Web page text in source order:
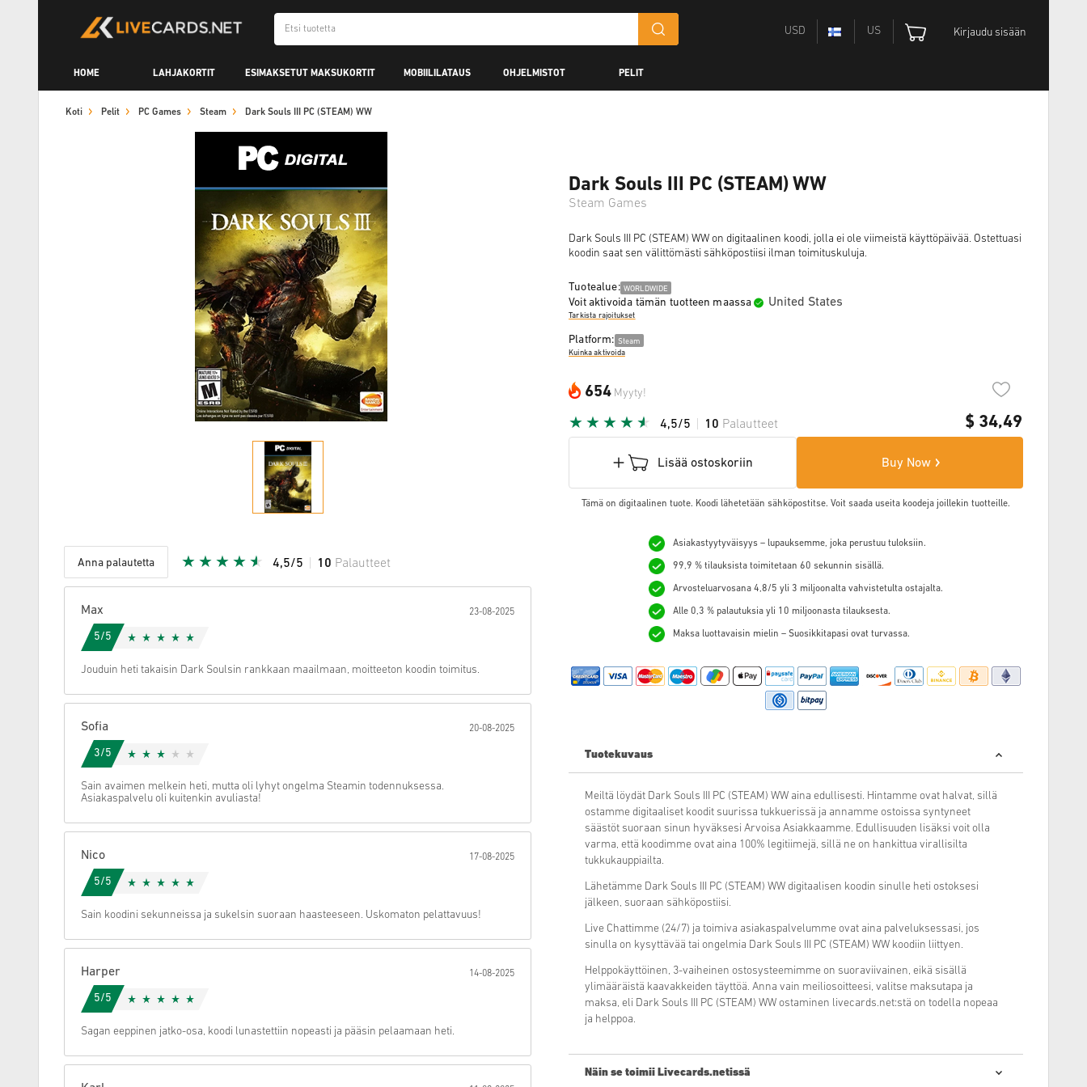
USD US Kirjaudu sisään
HOME LAHJAKORTIT ESIMAKSETUT MAKSUKORTIT MOBIILILATAUS OHJELMISTOT PELIT
Koti Pelit PC Games Steam Dark Souls III PC (STEAM) WW
Anna palautetta 4,5/5 10 Palautteet
Peruuta
Max 23-08-2025
5/5
Jouduin heti takaisin Dark Soulsin rankkaan maailmaan, moitteeton koodin toimitus.
Sofia 20-08-2025
3/5
Sain avaimen melkein heti, mutta oli lyhyt ongelma Steamin todennuksessa.
Asiakaspalvelu oli kuitenkin avuliasta!
Nico 17-08-2025
5/5
Sain koodini sekunneissa ja sukelsin suoraan haasteeseen. Uskomaton pelattavuus!
Harper 14-08-2025
5/5
Sagan eeppinen jatko-osa, koodi lunastettiin nopeasti ja pääsin pelaamaan heti.
Dark Souls III PC (STEAM) WW
Steam Games
Dark Souls III PC (STEAM) WW on digitaalinen koodi, jolla ei ole viimeistä käyttöpäivää. Ostettuasi
koodin saat sen välittömästi sähköpostiisi ilman toimituskuluja.
Tuotealue: WORLDWIDE
Voit aktivoida tämän tuotteen maassa United States
Tarkista rajoitukset
Platform: Steam
Kuinka aktivoida
654 Myyty!
$ 34,49
4,5/5 10 Palautteet
Lisää ostoskoriin Buy Now
Tämä on digitaalinen tuote. Koodi lähetetään sähköpostitse. Voit saada useita koodeja joillekin tuotteille.
Asiakastyytyväisyys – lupauksemme, joka perustuu tuloksiin.
99,9 % tilauksista toimitetaan 60 sekunnin sisällä.
Arvosteluarvosana 4,8/5 yli 3 miljoonalta vahvistetulta ostajalta.
Alle 0,3 % palautuksia yli 10 miljoonasta tilauksesta.
Maksa luottavaisin mielin – Suosikkitapasi ovat turvassa.
Tuotekuvaus
Meiltä löydät Dark Souls III PC (STEAM) WW aina edullisesti. Hintamme ovat halvat, sillä
ostamme digitaaliset koodit suurissa tukkuerissä ja annamme ostoissa syntyneet
säästöt suoraan sinun hyväksesi Arvoisa Asiakkaamme. Edullisuuden lisäksi voit olla
varma, että koodimme ovat aina 100% legitiimejä, sillä ne on hankittua virallisilta
tukkukauppiailta.
Lähetämme Dark Souls III PC (STEAM) WW digitaalisen koodin sinulle heti ostoksesi
jälkeen, suoraan sähköpostiisi.
Live Chattimme (24/7) ja toimiva asiakaspalvelumme ovat aina palveluksessasi, jos
sinulla on kysyttävää tai ongelmia Dark Souls III PC (STEAM) WW koodiin liittyen.
Helppokäyttöinen, 3-vaiheinen ostosysteemimme on suoraviivainen, eikä sisällä
ylimääräistä kaavakkeiden täyttöä. Anna vain meiliosoitteesi, valitse maksutapa ja
maksa, eli Dark Souls III PC (STEAM) WW ostaminen livecards.net:stä on todella nopeaa
ja helppoa.
Näin se toimii Livecards.netissä